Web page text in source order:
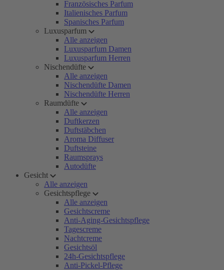
Französisches Parfum
Italienisches Parfum
Spanisches Parfum
Luxusparfum
Alle anzeigen
Luxusparfum Damen
Luxusparfum Herren
Nischendüfte
Alle anzeigen
Nischendüfte Damen
Nischendüfte Herren
Raumdüfte
Alle anzeigen
Duftkerzen
Duftstäbchen
Aroma Diffuser
Duftsteine
Raumsprays
Autodüfte
Gesicht
Alle anzeigen
Gesichtspflege
Alle anzeigen
Gesichtscreme
Anti-Aging-Gesichtspflege
Tagescreme
Nachtcreme
Gesichtsöl
24h-Gesichtspflege
Anti-Pickel-Pflege